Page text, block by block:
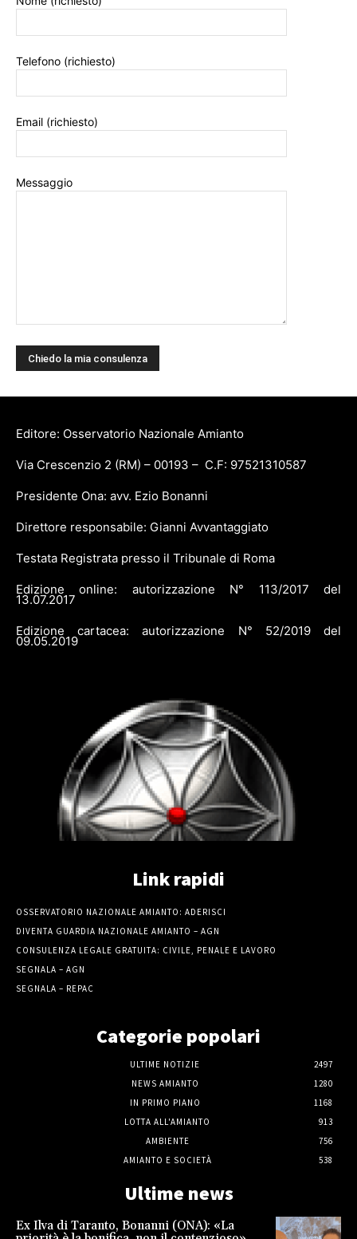
Telefono (richiesto)
Email (richiesto)
Messaggio
Editore: Osservatorio Nazionale Amianto
Via Crescenzio 2 (RM) – 00193 – C.F: 97521310587
Presidente Ona: avv. Ezio Bonanni
Direttore responsabile: Gianni Avvantaggiato
Testata Registrata presso il Tribunale di Roma
Edizione online: autorizzazione N° 113/2017 del
13.07.2017
Edizione cartacea: autorizzazione N° 52/2019 del
09.05.2019
Link rapidi
OSSERVATORIO NAZIONALE AMIANTO: ADERISCI
DIVENTA GUARDIA NAZIONALE AMIANTO – AGN
CONSULENZA LEGALE GRATUITA: CIVILE, PENALE E LAVORO
SEGNALA – AGN
SEGNALA – REPAC
Categorie popolari
ULTIME NOTIZIE
2497
NEWS AMIANTO
1280
IN PRIMO PIANO
1168
LOTTA ALL'AMIANTO
913
AMBIENTE
756
AMIANTO E SOCIETÀ
538
Ultime news
Ex Ilva di Taranto, Bonanni (ONA): «La